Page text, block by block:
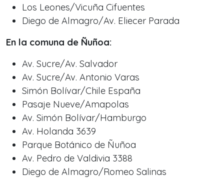
Los Leones/Vicuña Cifuentes
Diego de Almagro/Av. Eliecer Parada
En la comuna de Ñuñoa:
Av. Sucre/Av. Salvador
Av. Sucre/Av. Antonio Varas
Simón Bolívar/Chile España
Pasaje Nueve/Amapolas
Av. Simón Bolívar/Hamburgo
Av. Holanda 3639
Parque Botánico de Ñuñoa
Av. Pedro de Valdivia 3388
Diego de Almagro/Romeo Salinas